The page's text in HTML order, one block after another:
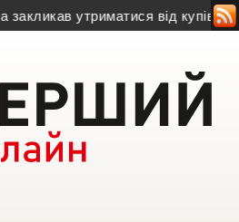
утриматися від купівлі будівлі